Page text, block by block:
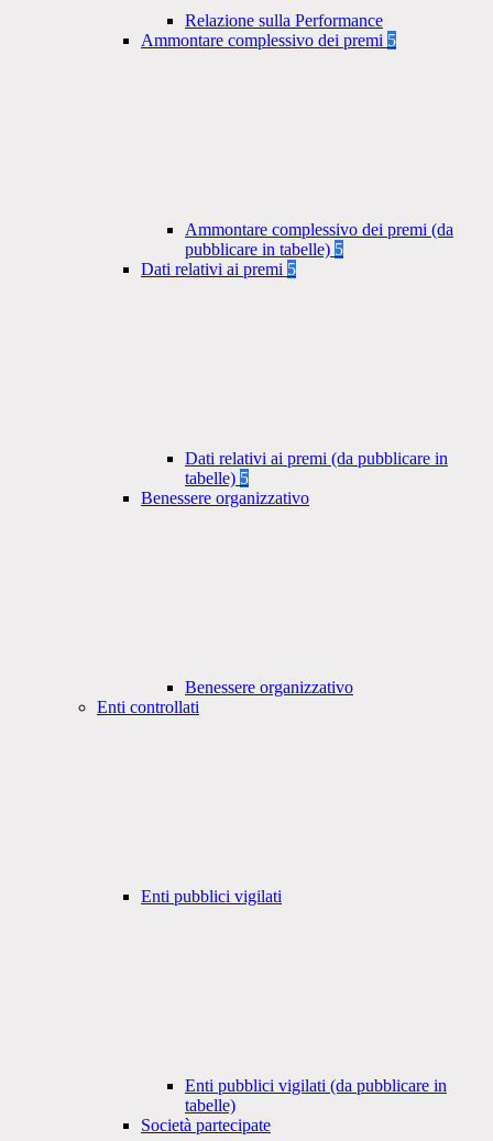
Relazione sulla Performance
Ammontare complessivo dei premi 5
Ammontare complessivo dei premi (da
pubblicare in tabelle) 5
Dati relativi ai premi 5
Dati relativi ai premi (da pubblicare in
tabelle) 5
Benessere organizzativo
Benessere organizzativo
Enti controllati
Enti pubblici vigilati
Enti pubblici vigilati (da pubblicare in
tabelle)
Società partecipate